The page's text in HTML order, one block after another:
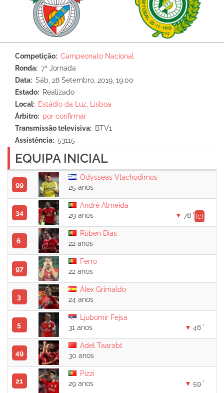
Competição
Campeonato Nacional
Ronda
7ª Jornada
Data
Sáb, 28 Setembro, 2019, 19:00
Estado
Realizado
Local
Estádio da Luz, Lisboa
Árbitro
por confirmar
Transmissão televisiva
BTV1
Assistência
53115
EQUIPA INICIAL
99
Odysseas Vlachodimos
25 anos
34
André Almeida
(c)
29 anos 78 '
6
Rúben Dias
22 anos
97
Ferro
22 anos
3
Álex Grimaldo
24 anos
5
Ljubomir Fejsa
31 anos
46 '
49
Adel Taarabt
30 anos
21
Pizzi
29 anos
59 '